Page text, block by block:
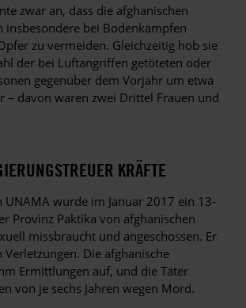
zwar an, dass die afghanischen
insbesondere bei Bodenkämpfen
zu vermeiden. Gleichzeitig hob sie
der bei Luftangriffen getöteten oder
gegenüber dem Vorjahr um etwa
– davon waren zwei Drittel Frauen und
KRÄFTE
UNAMA wurde im Januar 2017 ein 13-
Provinz Paktika von afghanischen
missbraucht und angeschossen. Er
Verletzungen. Die afghanische
Ermittlungen auf, und die Täter
von je sechs Jahren wegen Mord.